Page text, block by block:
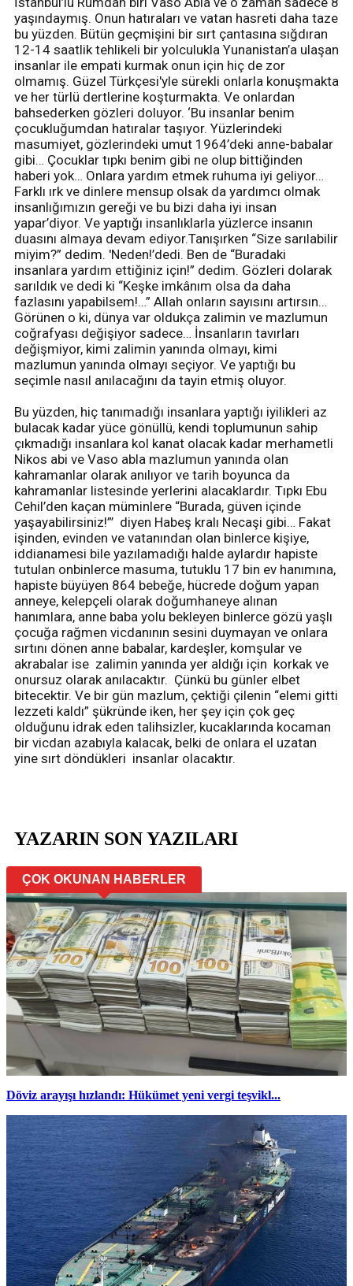
yaşındaymış. Onun hatıraları ve vatan hasreti daha taze
bu yüzden. Bütün geçmişini bir sırt çantasına sığdıran
12-14 saatlik tehlikeli bir yolculukla Yunanistan’a ulaşan
insanlar ile empati kurmak onun için hiç de zor
olmamış. Güzel Türkçesi'yle sürekli onlarla konuşmakta
ve her türlü dertlerine koşturmakta. Ve onlardan
bahsederken gözleri doluyor. ‘Bu insanlar benim
çocukluğumdan hatıralar taşıyor. Yüzlerindeki
masumiyet, gözlerindeki umut 1964’deki anne-babalar
gibi… Çocuklar tıpkı benim gibi ne olup bittiğinden
haberi yok… Onlara yardım etmek ruhuma iyi geliyor…
Farklı ırk ve dinlere mensup olsak da yardımcı olmak
insanlığımızın gereği ve bu bizi daha iyi insan
yapar’diyor. Ve yaptığı insanlıklarla yüzlerce insanın
duasını almaya devam ediyor.Tanışırken “Size sarılabilir
miyim?” dedim. 'Neden!’dedi. Ben de “Buradaki
insanlara yardım ettiğiniz için!” dedim. Gözleri dolarak
sarıldık ve dedi ki “Keşke imkânım olsa da daha
fazlasını yapabilsem!…” Allah onların sayısını artırsın…
Görünen o ki, dünya var oldukça zalimin ve mazlumun
coğrafyası değişiyor sadece… İnsanların tavırları
değişmiyor, kimi zalimin yanında olmayı, kimi
mazlumun yanında olmayı seçiyor. Ve yaptığı bu
seçimle nasıl anılacağını da tayin etmiş oluyor.
Bu yüzden, hiç tanımadığı insanlara yaptığı iyilikleri az
bulacak kadar yüce gönüllü, kendi toplumunun sahip
çıkmadığı insanlara kol kanat olacak kadar merhametli
Nikos abi ve Vaso abla mazlumun yanında olan
kahramanlar olarak anılıyor ve tarih boyunca da
kahramanlar listesinde yerlerini alacaklardır. Tıpkı Ebu
Cehil’den kaçan müminlere “Burada, güven içinde
yaşayabilirsiniz!”’ diyen Habeş kralı Necaşi gibi… Fakat
işinden, evinden ve vatanından olan binlerce kişiye,
iddianamesi bile yazılamadığı halde aylardır hapiste
tutulan onbinlerce masuma, tutuklu 17 bin ev hanımına,
hapiste büyüyen 864 bebeğe, hücrede doğum yapan
anneye, kelepçeli olarak doğumhaneye alınan
hanımlara, anne baba yolu bekleyen binlerce gözü yaşlı
çocuğa rağmen vicdanının sesini duymayan ve onlara
sırtını dönen anne babalar, kardeşler, komşular ve
akrabalar ise zalimin yanında yer aldığı için korkak ve
onursuz olarak anılacaktır. Çünkü bu günler elbet
bitecektir. Ve bir gün mazlum, çektiği çilenin “elemi gitti
lezzeti kaldı” şükründe iken, her şey için çok geç
olduğunu idrak eden talihsizler, kucaklarında kocaman
bir vicdan azabıyla kalacak, belki de onlara el uzatan
yine sırt döndükleri insanlar olacaktır.
YAZARIN SON YAZILARI
ÇOK OKUNAN HABERLER
Döviz arayışı hızlandı: Hükümet yeni vergi teşvikl...